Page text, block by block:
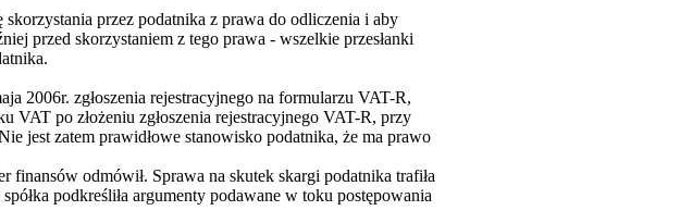
przez podatnika z prawa do odliczenia i aby
przed skorzystaniem z tego prawa - wszelkie przesłanki
2006r. zgłoszenia rejestracyjnego na formularzu VAT-R,
VAT po złożeniu zgłoszenia rejestracyjnego VAT-R, przy
jest zatem prawidłowe stanowisko podatnika, że ma prawo
odmówił. Sprawa na skutek skargi podatnika trafiła
podkreśliła argumenty podawane w toku postępowania